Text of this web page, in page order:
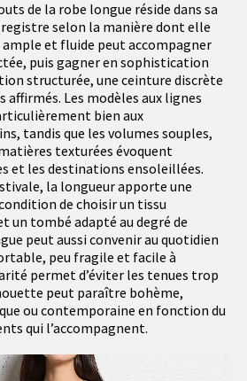
de la robe longue réside dans sa
selon la manière dont elle
et fluide peut accompagner
puis gagner en sophistication
structurée, une ceinture discrète
affirmés. Les modèles aux lignes
bien aux
tandis que les volumes souples,
texturées évoquent
et les destinations ensoleillées.
la longueur apporte une
de choisir un tissu
un tombé adapté au degré de
peut aussi convenir au quotidien
peu fragile et facile à
permet d’éviter les tenues trop
peut paraître bohème,
ou contemporaine en fonction du
qui l’accompagnent.